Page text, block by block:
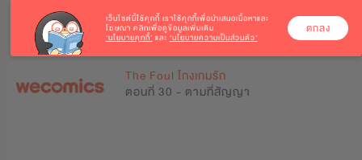
The Foul โกงเกมรัก
ตอนที่ 30 - ตามที่สัญญา
เว็บไซต์นี้ใช้คุกกี้ เราใช้คุกกี้เพื่อนำเสนอเนื้อหาและ
โฆษณา คลิกเพื่อดูข้อมูลเพิ่มเติม
‘นโยบายคุกกี้’ และ ‘นโยบายความเป็นส่วนตัว’
ตกลง